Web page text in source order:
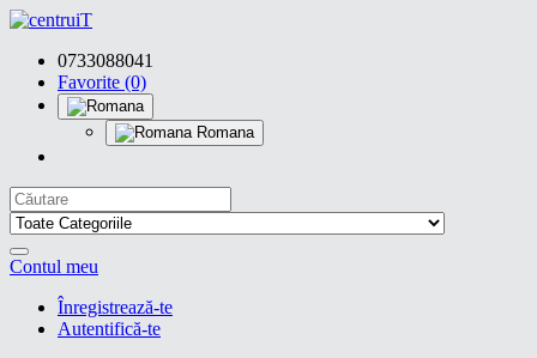
0733088041
Favorite (0)
Romana
Contul meu
Înregistrează-te
Autentifică-te